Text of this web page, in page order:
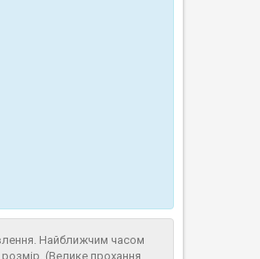
Найближчим часом
(Велике прохання